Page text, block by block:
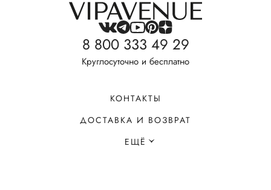
8 800 333 49 29
Круглосуточно и бесплатно
КОНТАКТЫ
ДОСТАВКА И ВОЗВРАТ
ЕЩЁ